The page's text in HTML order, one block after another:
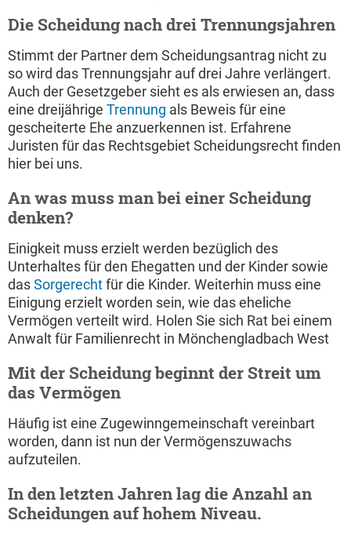
Die Scheidung nach drei Trennungsjahren
Stimmt der Partner dem Scheidungsantrag nicht zu
so wird das Trennungsjahr auf drei Jahre verlängert.
Auch der Gesetzgeber sieht es als erwiesen an, dass
eine dreijährige Trennung als Beweis für eine
gescheiterte Ehe anzuerkennen ist. Erfahrene
Juristen für das Rechtsgebiet Scheidungsrecht finden
hier bei uns.
An was muss man bei einer Scheidung
denken?
Einigkeit muss erzielt werden bezüglich des
Unterhaltes für den Ehegatten und der Kinder sowie
dasSorgerechtfür die Kinder. Weiterhin muss eine
Einigung erzielt worden sein, wie das eheliche
Vermögen verteilt wird. Holen Sie sich Rat bei einem
Anwalt für Familienrecht in Mönchengladbach West
Mit der Scheidung beginnt der Streit um
das Vermögen
Häufig ist eine Zugewinngemeinschaft vereinbart
worden, dann ist nun der Vermögenszuwachs
aufzuteilen.
In den letzten Jahren lag die Anzahl an
Scheidungen auf hohem Niveau.